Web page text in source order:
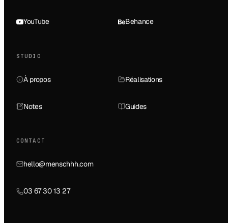
YouTube Behance
STUDIO
À propos Réalisations
Notes Guides
CONTACT
hello@menschhh.com
03 67 30 13 27